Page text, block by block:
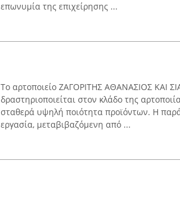
επωνυμία της επιχείρησης ...
Το αρτοποιείο ΖΑΓΟΡΙΤΗΣ ΑΘΑΝΑΣΙΟΣ ΚΑΙ
δραστηριοποιείται στον κλάδο της
σταθερά υψηλή ποιότητα προϊόντων. Η
εργασία, μεταβιβαζόμενη από ...